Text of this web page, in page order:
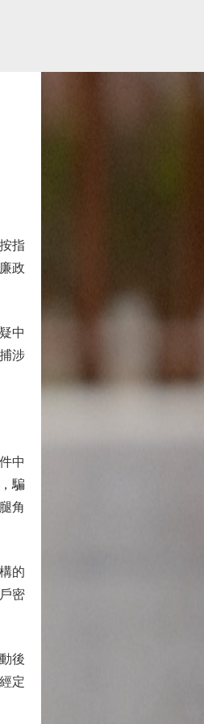
指
政
中
涉
中
騙
角
的
密
後
定